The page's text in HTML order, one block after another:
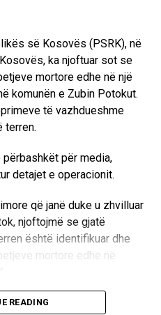
së Kosovës (PSRK), në
ka njoftuar sot se
mortore edhe në një
komunën e Zubin Potokut.
të vazhdueshme
terren.
për media,
detajet e operacionit.
që janë duke u zhvilluar
njoftojmë se gjatë
është identifikuar dhe
mortore edhe në
janë duke kryer
READING